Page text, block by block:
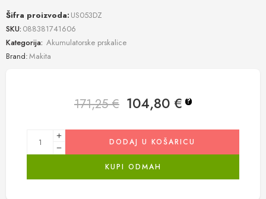
Šifra proizvoda: US053DZ
SKU: 088381741606
Kategorija: Akumulatorske prskalice
Brand:Makita
171,25€ 104,80 € ?
DODAJ U KOŠARICU
KUPI ODMAH